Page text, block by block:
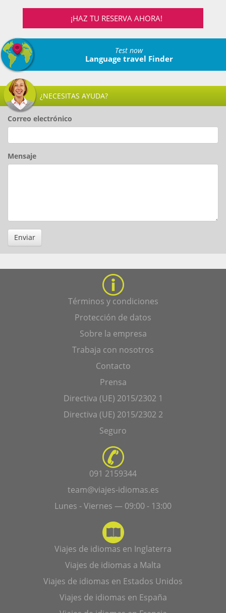
¡HAZ TU RESERVA AHORA!
Test now
Language travel Finder
¿NECESITAS AYUDA?
Correo electrónico
Mensaje
Enviar
Términos y condiciones
Protección de datos
Sobre la empresa
Trabaja con nosotros
Contacto
Prensa
Directiva (UE) 2015/2302 1
Directiva (UE) 2015/2302 2
Seguro
091 2159344
team@viajes-idiomas.es
Lunes - Viernes — 09:00 - 13:00
Viajes de idiomas en Inglaterra
Viajes de idiomas a Malta
Viajes de idiomas en Estados Unidos
Viajes de idiomas en España